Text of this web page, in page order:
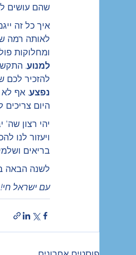
שהם עושים
איך כל זה
לאותה רמה
ומחלוקות
למנוע.
להזכיר לכם שבזמן שזרקו
נפצע. אף לא
היום
יהי רצון שה'
ויעזור לנו
בריאים
לשנה הבאה
עם ישראל חי!